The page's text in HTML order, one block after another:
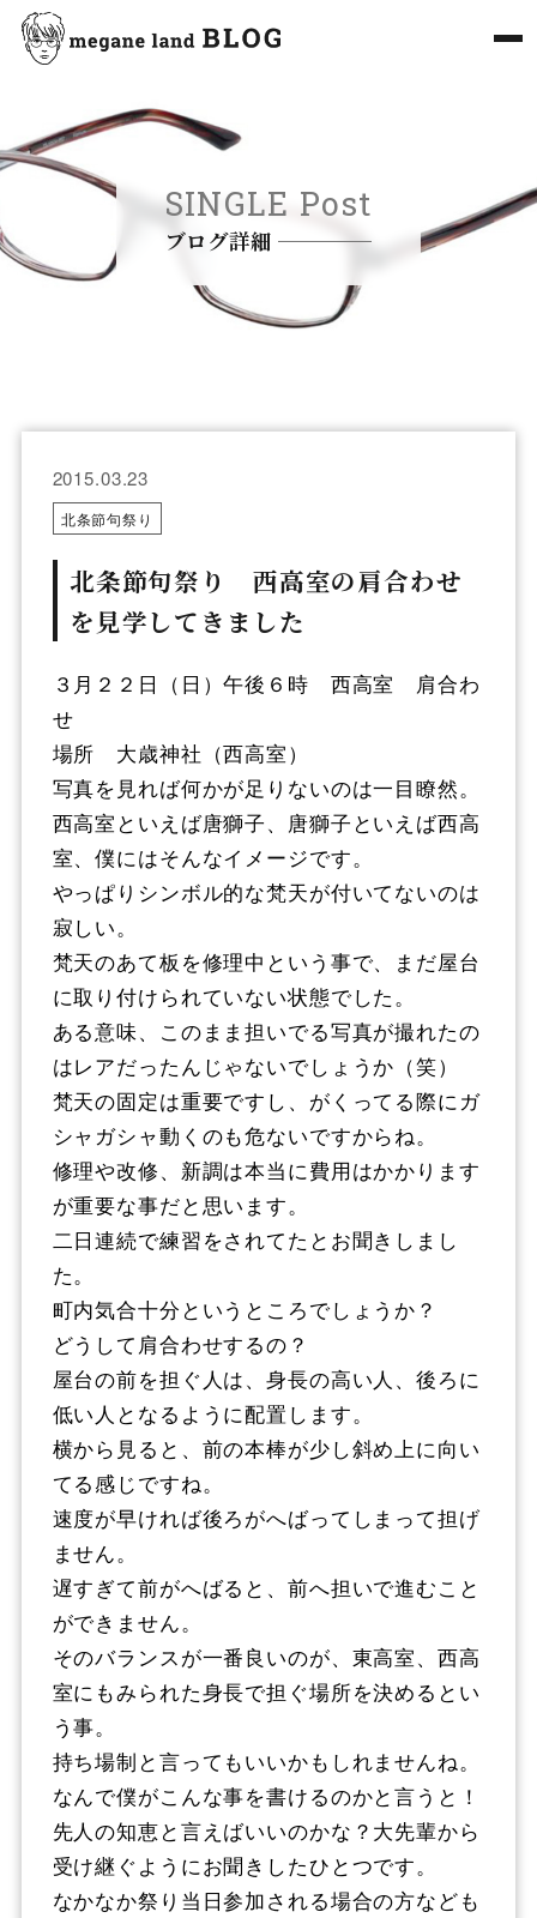
SINGLE Post
ブログ詳細
2015.03.23
北条節句祭り
北条節句祭り 西高室の肩合わせ
を見学してきました
３月２２日（日）午後６時 西高室 肩合わ
せ
場所 大歳神社（西高室）
写真を見れば何かが足りないのは一目瞭然。
西高室といえば唐獅子、唐獅子といえば西高
室、僕にはそんなイメージです。
やっぱりシンボル的な梵天が付いてないのは
寂しい。
梵天のあて板を修理中という事で、まだ屋台
に取り付けられていない状態でした。
ある意味、このまま担いでる写真が撮れたの
はレアだったんじゃないでしょうか（笑）
梵天の固定は重要ですし、がくってる際にガ
シャガシャ動くのも危ないですからね。
修理や改修、新調は本当に費用はかかります
が重要な事だと思います。
二日連続で練習をされてたとお聞きしまし
た。
町内気合十分というところでしょうか？
どうして肩合わせするの？
屋台の前を担ぐ人は、身長の高い人、後ろに
低い人となるように配置します。
横から見ると、前の本棒が少し斜め上に向い
てる感じですね。
速度が早ければ後ろがへばってしまって担げ
ません。
遅すぎて前がへばると、前へ担いで進むこと
ができません。
そのバランスが一番良いのが、東高室、西高
室にもみられた身長で担ぐ場所を決めるとい
う事。
持ち場制と言ってもいいかもしれませんね。
なんで僕がこんな事を書けるのかと言うと！
先人の知恵と言えばいいのかな？大先輩から
受け継ぐようにお聞きしたひとつです。
なかなか祭り当日参加される場合の方なども